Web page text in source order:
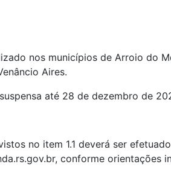
nos municípios de Arroio do
Aires.
até 28 de dezembro de
no item 1.1 deverá ser
conforme orientações